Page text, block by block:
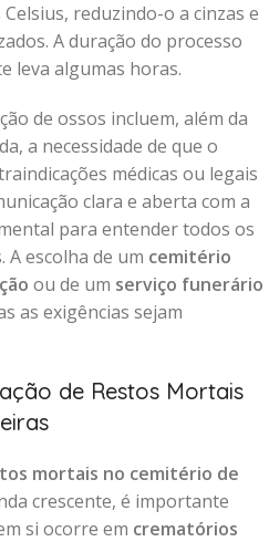
reduzindo-o a cinzas e
A duração do processo
leva algumas horas.
de ossos incluem, além da
a necessidade de que o
médicas ou legais
clara e aberta com a
para entender todos os
A escolha de um cemitério
ou de um serviço funerário
as exigências sejam
de Restos Mortais
mortais no cemitério de
crescente, é importante
si ocorre em crematórios